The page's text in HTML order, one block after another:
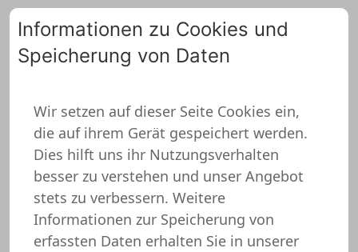
Geschenk für Ehemann
Untersetzer
Informationen zu Cookies und
Speicherung von Daten
Wir setzen auf dieser Seite Cookies ein,
die auf ihrem Gerät gespeichert werden.
Dies hilft uns ihr Nutzungsverhalten
besser zu verstehen und unser Angebot
stets zu verbessern. Weitere
Informationen zur Speicherung von
erfassten Daten erhalten Sie in unserer